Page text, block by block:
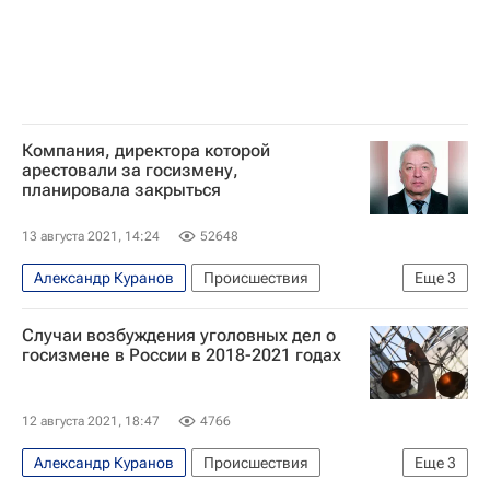
Компания, директора которой
арестовали за госизмену,
планировала закрыться
13 августа 2021, 14:24 52648
Еще3
Александр Куранов
Происшествия
Москва
Санкт-Петербургский политехнический университет Петра Великого
Случаи возбуждения уголовных дел о
госизмене в России в 2018-2021 годах
12 августа 2021, 18:47 4766
Еще3
Александр Куранов
Происшествия